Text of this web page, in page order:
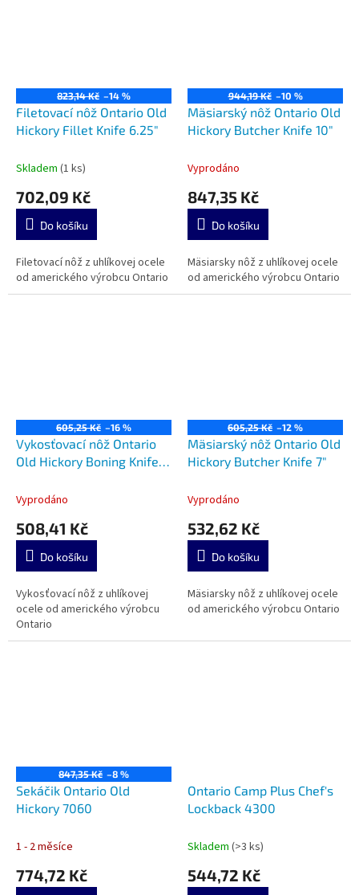
823,14 Kč –14 %
Filetovací nôž Ontario Old
Hickory Fillet Knife 6.25"
Skladem (1 ks)
702,09 Kč
Do košíku
Filetovací nôž z uhlíkovej ocele
od amerického výrobcu Ontario
944,19 Kč –10 %
Mäsiarský nôž Ontario Old
Hickory Butcher Knife 10"
Vyprodáno
847,35 Kč
Do košíku
Mäsiarsky nôž z uhlíkovej ocele
od amerického výrobcu Ontario
605,25 Kč –16 %
Vykosťovací nôž Ontario
Old Hickory Boning Knife
Vyprodáno
508,41 Kč
Do košíku
Vykosťovací nôž z uhlíkovej
ocele od amerického výrobcu
Ontario
605,25 Kč –12 %
Mäsiarský nôž Ontario Old
Hickory Butcher Knife 7"
Vyprodáno
532,62 Kč
Do košíku
Mäsiarsky nôž z uhlíkovej ocele
od amerického výrobcu Ontario
847,35 Kč –8 %
Sekáčik Ontario Old
Hickory 7060
1 - 2 měsíce
774,72 Kč
Ontario Camp Plus Chef's
Lockback 4300
Skladem (>3 ks)
544,72 Kč